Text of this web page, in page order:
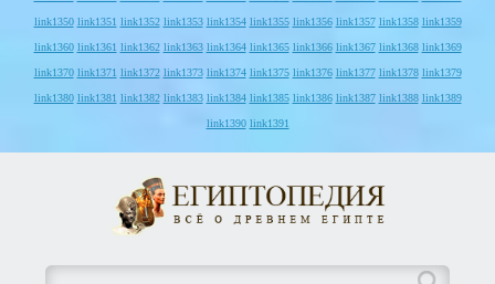
link1350 link1351 link1352 link1353 link1354 link1355 link1356 link1357 link1358 link1359
link1360 link1361 link1362 link1363 link1364 link1365 link1366 link1367 link1368 link1369
link1370 link1371 link1372 link1373 link1374 link1375 link1376 link1377 link1378 link1379
link1380 link1381 link1382 link1383 link1384 link1385 link1386 link1387 link1388 link1389
link1390 link1391